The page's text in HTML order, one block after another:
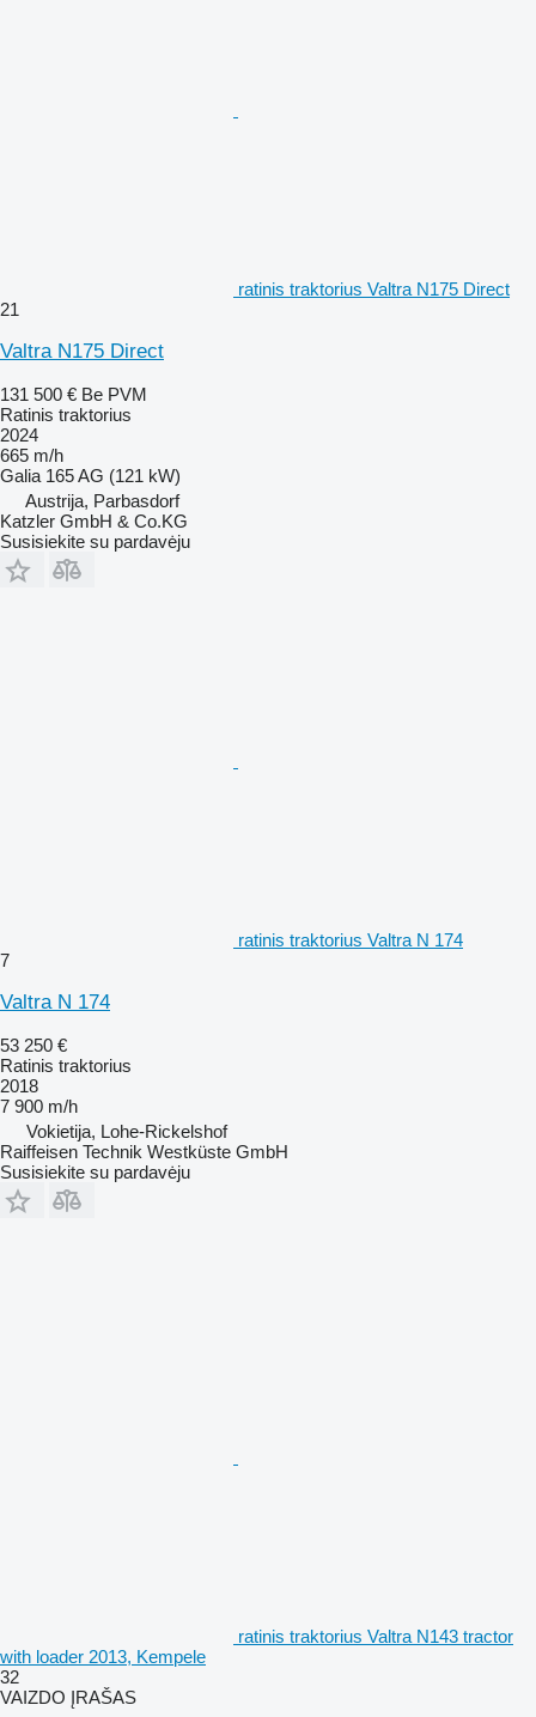
ratinis traktorius Valtra N175 Direct
21
Valtra N175 Direct
131 500 € Be PVM
Ratinis traktorius
2024
665 m/h
Galia 165 AG (121 kW)
Austrija, Parbasdorf
Katzler GmbH & Co.KG
Susisiekite su pardavėju
ratinis traktorius Valtra N 174
7
Valtra N 174
53 250 €
Ratinis traktorius
2018
7 900 m/h
Vokietija, Lohe-Rickelshof
Raiffeisen Technik Westküste GmbH
Susisiekite su pardavėju
ratinis traktorius Valtra N143 tractor
with loader 2013, Kempele
32
VAIZDO ĮRAŠAS